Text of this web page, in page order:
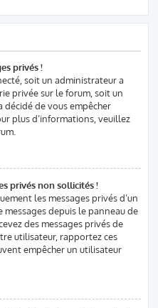
privés !
soit un administrateur a
privée sur le forum, soit un
de vous empêcher
plus d’informations, veuillez
privés non sollicités !
les messages privés d’un
depuis le panneau de
des messages privés de
utilisateur, rapportez ces
empêcher un utilisateur